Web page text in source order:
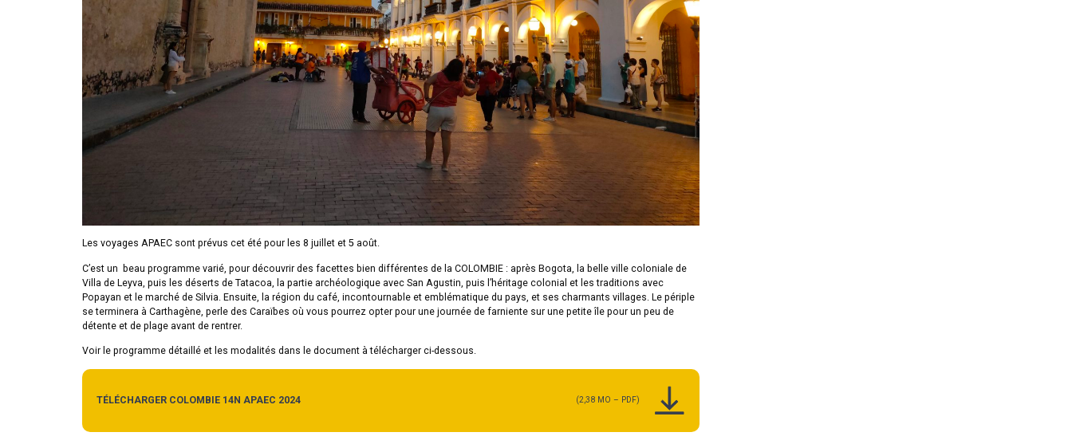
Les voyages APAEC sont prévus cet été pour les 8 juillet et 5 août.
C’est un beau programme varié, pour découvrir des facettes bien différentes de la COLOMBIE : après Bogota, la belle ville coloniale de
Villa de Leyva, puis les déserts de Tatacoa, la partie archéologique avec San Agustin, puis l’héritage colonial et les traditions avec
Popayan et le marché de Silvia. Ensuite, la région du café, incontournable et emblématique du pays, et ses charmants villages. Le périple
se terminera à Carthagène, perle des Caraïbes où vous pourrez opter pour une journée de farniente sur une petite île pour un peu de
détente et de plage avant de rentrer.
Voir le programme détaillé et les modalités dans le document à télécharger ci-dessous.
TÉLÉCHARGER COLOMBIE 14N APAEC 2024 (2,38 MO – PDF)